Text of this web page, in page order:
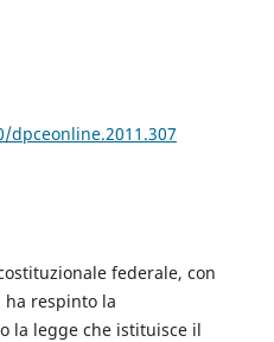
federale, con
ha respinto la
la legge che istituisce il